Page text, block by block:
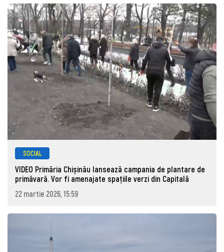
SOCIAL
VIDEO Primăria Chișinău lansează campania de plantare de
primăvară. Vor fi amenajate spațiile verzi din Capitală
22 martie 2026, 15:59